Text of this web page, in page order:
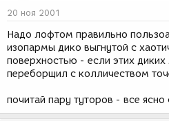
20 ноя 2001
Надо лофтом правильно
изопармы дико выгнутой с
поверхностью - если этих
переборщил с колличеством
почитай пару туторов - все